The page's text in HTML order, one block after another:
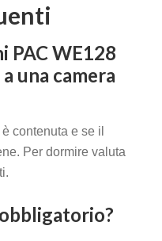
PAC WE128
una camera
contenuta e se il
Per dormire valuta